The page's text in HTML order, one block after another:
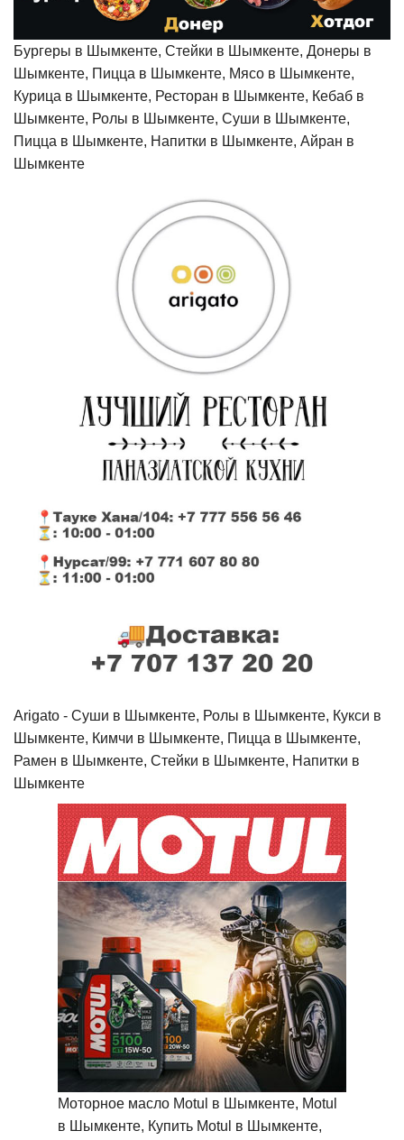
Бургеры в Шымкенте, Стейки в Шымкенте, Донеры в
Шымкенте, Пицца в Шымкенте, Мясо в Шымкенте,
Курица в Шымкенте, Ресторан в Шымкенте, Кебаб в
Шымкенте, Ролы в Шымкенте, Суши в Шымкенте,
Пицца в Шымкенте, Напитки в Шымкенте, Айран в
Шымкенте
Arigato - Cуши в Шымкенте, Ролы в Шымкенте, Кукси в
Шымкенте, Кимчи в Шымкенте, Пицца в Шымкенте,
Рамен в Шымкенте, Стейки в Шымкенте, Напитки в
Шымкенте
Моторное масло Motul в Шымкенте, Motul
в Шымкенте, Купить Motul в Шымкенте,